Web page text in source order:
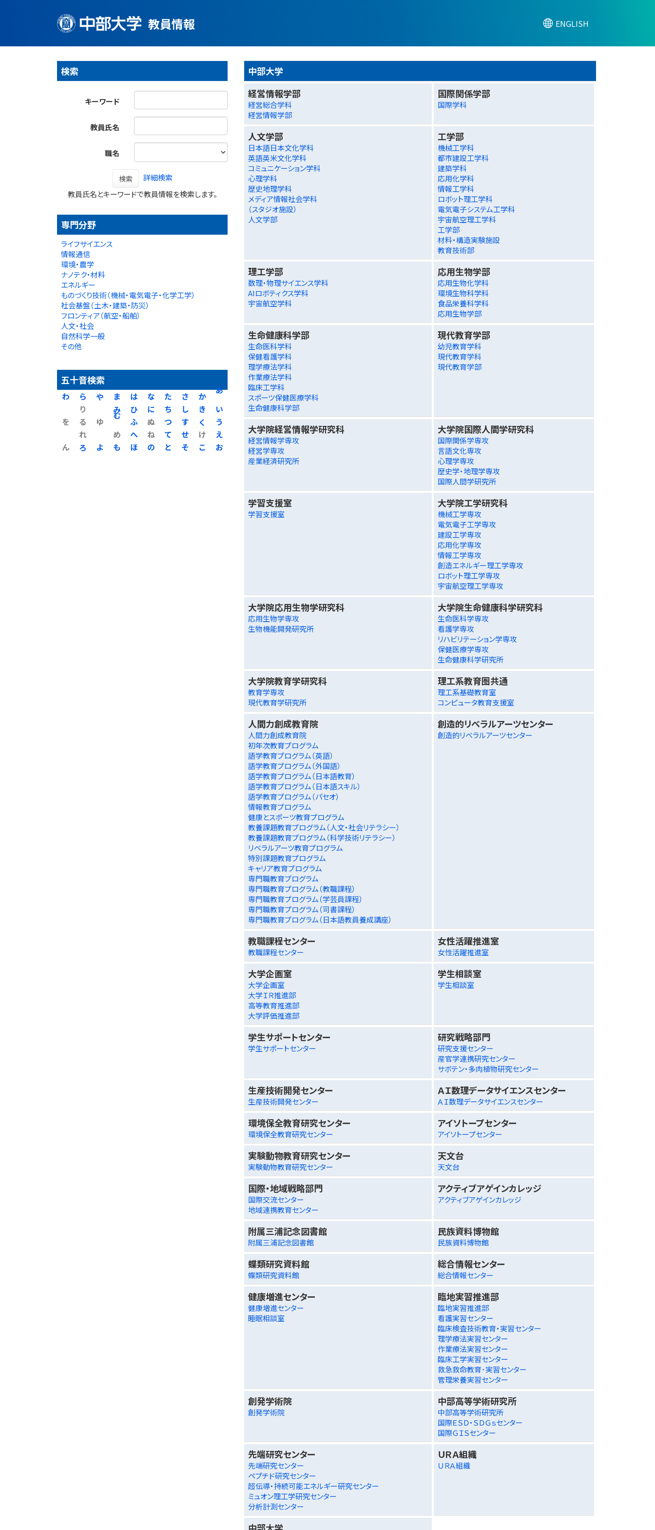
教員情報 ENGLISH
検索
キーワード
教員氏名
職名
検索
詳細検索
教員氏名とキーワードで教員情報を検索します。
専門分野
ライフサイエンス
情報通信
環境・農学
ナノテク・材料
エネルギー
ものづくり技術（機械・電気電子・化学工学）
社会基盤（土木・建築・防災）
フロンティア（航空・船舶）
人文・社会
自然科学一般
その他
五十音検索
あ
い
う
え
お
か
き
く
け
こ
さ
し
す
せ
そ
た
ち
つ
て
と
な
に
ぬ
ね
の
は
ひ
ふ
へ
ほ
ま
み
む
め
も
や
ゆ
よ
ら
り
る
れ
ろ
わ
を
ん
中部大学
経営情報学部
経営総合学科
経営情報学部
国際関係学部
国際学科
人文学部
日本語日本文化学科
英語英米文化学科
コミュニケーション学科
心理学科
歴史地理学科
メディア情報社会学科
（スタジオ施設）
人文学部
工学部
機械工学科
都市建設工学科
建築学科
応用化学科
情報工学科
ロボット理工学科
電気電子システム工学科
宇宙航空理工学科
工学部
材料・構造実験施設
教育技術部
理工学部
数理・物理サイエンス学科
AIロボティクス学科
宇宙航空学科
応用生物学部
応用生物化学科
環境生物科学科
食品栄養科学科
応用生物学部
生命健康科学部
生命医科学科
保健看護学科
理学療法学科
作業療法学科
臨床工学科
スポーツ保健医療学科
生命健康科学部
現代教育学部
幼児教育学科
現代教育学科
現代教育学部
大学院経営情報学研究科
経営情報学専攻
経営学専攻
産業経済研究所
大学院国際人間学研究科
国際関係学専攻
言語文化専攻
心理学専攻
歴史学・地理学専攻
国際人間学研究所
学習支援室
学習支援室
大学院工学研究科
機械工学専攻
電気電子工学専攻
建設工学専攻
応用化学専攻
情報工学専攻
創造エネルギー理工学専攻
ロボット理工学専攻
宇宙航空理工学専攻
大学院応用生物学研究科
応用生物学専攻
生物機能開発研究所
大学院生命健康科学研究科
生命医科学専攻
看護学専攻
リハビリテーション学専攻
保健医療学専攻
生命健康科学研究所
大学院教育学研究科
教育学専攻
現代教育学研究所
理工系教育圏共通
理工系基礎教育室
コンピュータ教育支援室
人間力創成教育院
人間力創成教育院
初年次教育プログラム
語学教育プログラム（英語）
語学教育プログラム（外国語）
語学教育プログラム（日本語教育）
語学教育プログラム（日本語スキル）
語学教育プログラム（パセオ）
情報教育プログラム
健康とスポーツ教育プログラム
教養課題教育プログラム（人文・社会リテラシー）
教養課題教育プログラム（科学技術リテラシー）
リベラルアーツ教育プログラム
特別課題教育プログラム
キャリア教育プログラム
専門職教育プログラム
専門職教育プログラム（教職課程）
専門職教育プログラム（学芸員課程）
専門職教育プログラム（司書課程）
専門職教育プログラム（日本語教員養成講座）
創造的リベラルアーツセンター
創造的リベラルアーツセンター
教職課程センター
教職課程センター
女性活躍推進室
女性活躍推進室
大学企画室
大学企画室
大学ＩＲ推進部
高等教育推進部
大学評価推進部
学生相談室
学生相談室
学生サポートセンター
学生サポートセンター
研究戦略部門
研究支援センター
産官学連携研究センター
サボテン・多肉植物研究センター
生産技術開発センター
生産技術開発センター
ＡＩ数理データサイエンスセンター
ＡＩ数理データサイエンスセンター
環境保全教育研究センター
環境保全教育研究センター
アイソトープセンター
アイソトープセンター
実験動物教育研究センター
実験動物教育研究センター
天文台
天文台
国際・地域戦略部門
国際交流センター
地域連携教育センター
アクティブアゲインカレッジ
アクティブアゲインカレッジ
附属三浦記念図書館
附属三浦記念図書館
民族資料博物館
民族資料博物館
蝶類研究資料館
蝶類研究資料館
総合情報センター
総合情報センター
健康増進センター
健康増進センター
睡眠相談室
臨地実習推進部
臨地実習推進部
看護実習センター
臨床検査技術教育・実習センター
理学療法実習センター
作業療法実習センター
臨床工学実習センター
救急救命教育･実習センター
管理栄養実習センター
創発学術院
創発学術院
中部高等学術研究所
中部高等学術研究所
国際ＥＳＤ・ＳＤＧｓセンター
国際ＧＩＳセンター
先端研究センター
先端研究センター
ペプチド研究センター
超伝導・持続可能エネルギー研究センター
ミュオン理工学研究センター
分析計測センター
ＵＲＡ組織
ＵＲＡ組織